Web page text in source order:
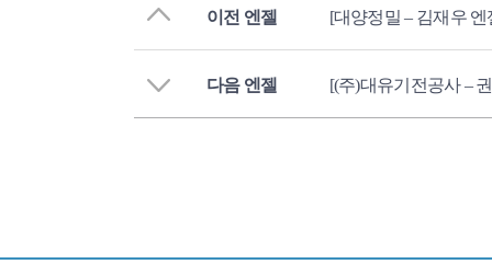
이전 엔젤 [대양정밀 – 김재우 엔
다음 엔젤 [(주)대유기전공사 –